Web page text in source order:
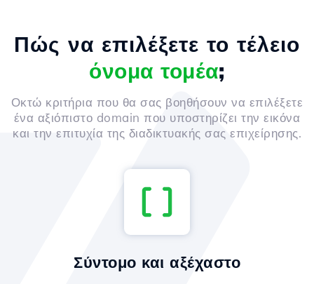
Πώς να επιλέξετε το τέλειο
όνομα τομέα;
Οκτώ κριτήρια που θα σας βοηθήσουν να επιλέξετε
ένα αξιόπιστο domain που υποστηρίζει την εικόνα
και την επιτυχία της διαδικτυακής σας επιχείρησης.
Σύντομο και αξέχαστο